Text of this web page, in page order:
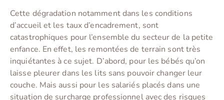
Cette dégradation notamment dans les conditions
d’accueil et les taux d’encadrement, sont
catastrophiques pour l’ensemble du secteur de la petite
enfance. En effet, les remontées de terrain sont très
inquiétantes à ce sujet. D’abord, pour les bébés qu’on
laisse pleurer dans les lits sans pouvoir changer leur
couche. Mais aussi pour les salariés placés dans une
situation de surcharge professionnel avec des risques